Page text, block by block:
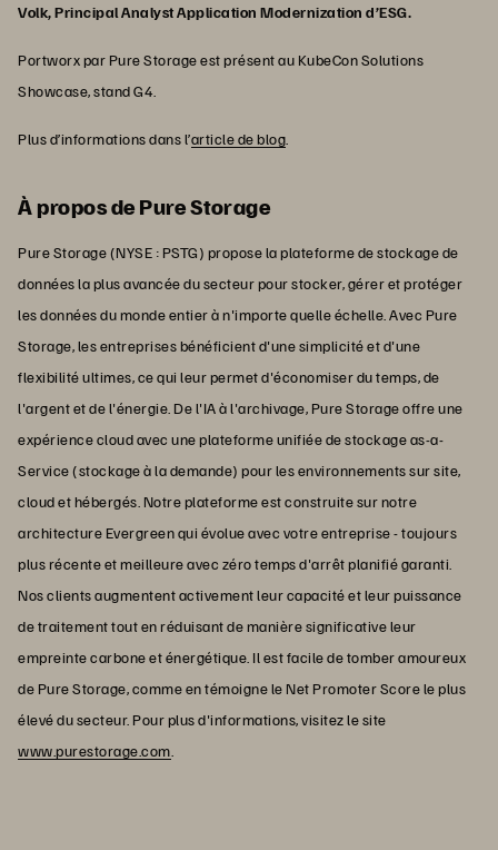
Volk, Principal Analyst Application Modernization d’ESG.
Portworx par Pure Storage est présent au KubeCon Solutions
Showcase, stand G4.
Plus d’informations dans l’article de blog
À propos de Pure Storage
Pure Storage (NYSE : PSTG) propose la plateforme de stockage de
données la plus avancée du secteur pour stocker, gérer et protéger
les données du monde entier à n'importe quelle échelle. Avec Pure
Storage, les entreprises bénéficient d'une simplicité et d'une
flexibilité ultimes, ce qui leur permet d'économiser du temps, de
l'argent et de l'énergie. De l'IA à l'archivage, Pure Storage offre une
expérience cloud avec une plateforme unifiée de stockage as-a-
Service (stockage à la demande) pour les environnements sur site,
cloud et hébergés. Notre plateforme est construite sur notre
architecture Evergreen qui évolue avec votre entreprise - toujours
plus récente et meilleure avec zéro temps d'arrêt planifié garanti.
Nos clients augmentent activement leur capacité et leur puissance
de traitement tout en réduisant de manière significative leur
empreinte carbone et énergétique. Il est facile de tomber amoureux
de Pure Storage, comme en témoigne le Net Promoter Score le plus
élevé du secteur. Pour plus d'informations, visitez le site
www.purestorage.com